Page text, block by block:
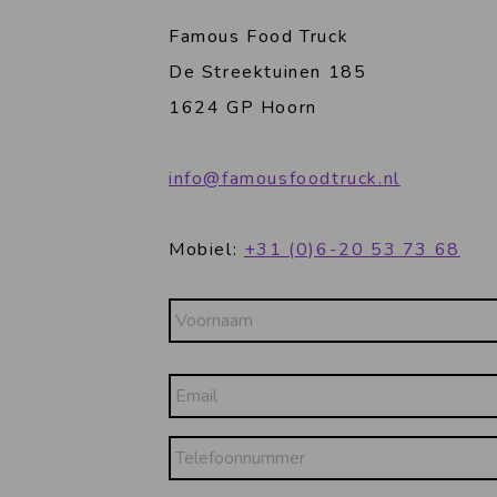
Famous Food Truck
De Streektuinen 185
1624 GP Hoorn
info@famousfoodtruck.nl
Mobiel:+31 (0)6-20 53 73 68
Naam
Voornaam
Email
Telefoonnummer